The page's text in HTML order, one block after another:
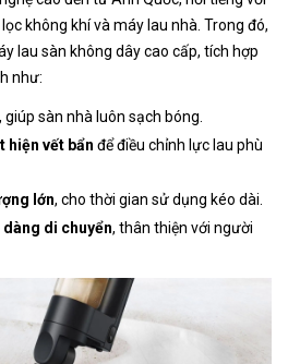
không khí và máy lau nhà. Trong đó,
lau sàn không dây cao cấp, tích hợp
như:
, giúp sàn nhà luôn sạch bóng.
hiện vết bẩn để điều chỉnh lực lau phù
lớn, cho thời gian sử dụng kéo dài.
di chuyển, thân thiện với người